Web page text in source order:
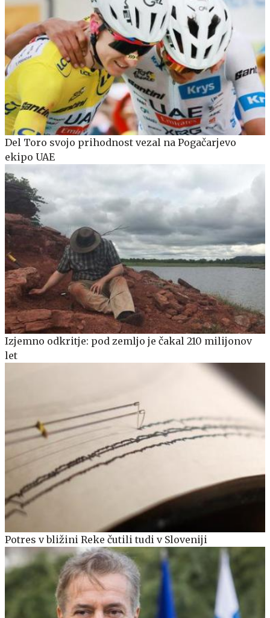
Del Toro svojo prihodnost vezal na Pogačarjevo
ekipo UAE
Izjemno odkritje: pod zemljo je čakal 210 milijonov
let
Potres v bližini Reke čutili tudi v Sloveniji